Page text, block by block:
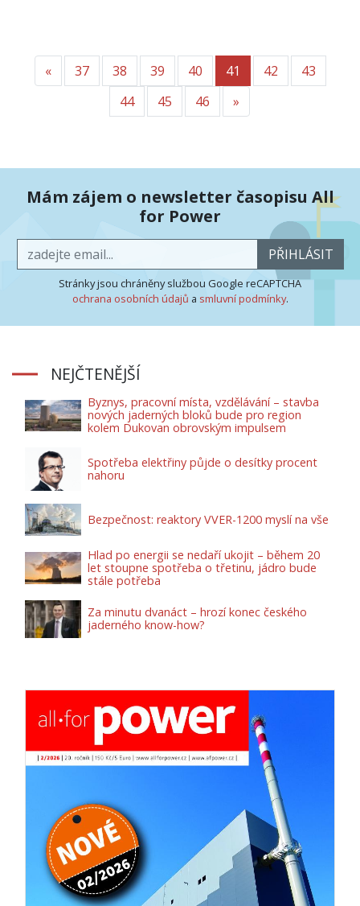
«Předchozí
37 38 39 40 41 42
43
44
45 46 »
Mám zájem o newsletter časopisu All
for Power
PŘIHLÁSIT
Stránky jsou chráněny službou Google reCAPTCHA
ochrana osobních údajů a smluvní podmínky.
NEJČTENĚJŠÍ
Byznys, pracovní místa, vzdělávání – stavba
nových jaderných bloků bude pro region
kolem Dukovan obrovským impulsem
Spotřeba elektřiny půjde o desítky procent
nahoru
Bezpečnost: reaktory VVER-1200 myslí na vše
Hlad po energii se nedaří ukojit – během 20
let stoupne spotřeba o třetinu, jádro bude
stále potřeba
Za minutu dvanáct – hrozí konec českého
jaderného know-how?